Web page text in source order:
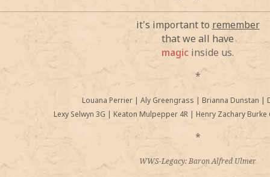
it's important to remember
that we all have
magic inside us.
*
Louana Perrier | Aly Greengrass | Brianna Dunstan |
Lexy Selwyn 3G | Keaton Mulpepper 4R | Henry Zachary Burke
*
WWS-Legacy: Baron Alfred Ulmer